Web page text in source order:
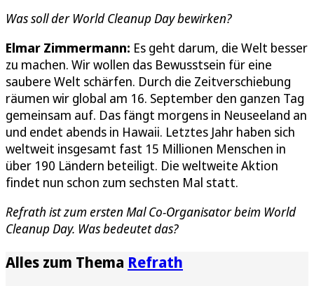
Was soll der World Cleanup Day bewirken?
Elmar Zimmermann: Es geht darum, die Welt besser
zu machen. Wir wollen das Bewusstsein für eine
saubere Welt schärfen. Durch die Zeitverschiebung
räumen wir global am 16. September den ganzen Tag
gemeinsam auf. Das fängt morgens in Neuseeland an
und endet abends in Hawaii. Letztes Jahr haben sich
weltweit insgesamt fast 15 Millionen Menschen in
über 190 Ländern beteiligt. Die weltweite Aktion
findet nun schon zum sechsten Mal statt.
Refrath ist zum ersten Mal Co-Organisator beim World
Cleanup Day. Was bedeutet das?
Alles zum Thema Refrath